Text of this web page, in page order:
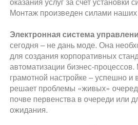
Монтаж произведен силами
Электронная система
сегодня – не дань моде. Она
для создания корпоративных
автоматизации бизнес-
грамотной настройке – успешно и
решает проблемы «живых»
почве первенства в очереди или
ожидания.